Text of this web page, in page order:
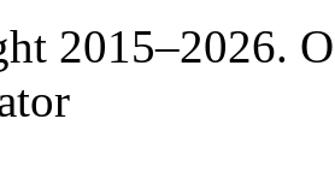
2015–2026.